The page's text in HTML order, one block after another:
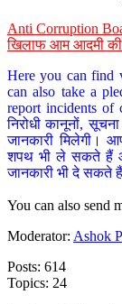
Anti Corruption
खिलाफ आम आदमी की
Here you can find
can also take a
report incidents of
निरोधी कानूनों,
जानकारी मिलेगी।
शपथ भी ले सकते हैं
जानकारी भी दे सकते
You can also send
Moderator: Ashok
Posts: 614
Topics: 24